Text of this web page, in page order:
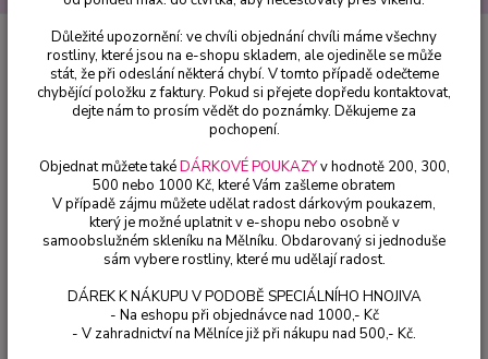
Fuchsie Princess Kaja 1155 F
Princess Kaja 1155 F
Důležité upozornění: ve chvíli objednání chvíli máme všechny
rostliny, které jsou na e-shopu skladem, ale ojediněle se může
stát, že při odeslání některá chybí. V tomto případě odečteme
chybějící položku z faktury. Pokud si přejete dopředu kontaktovat,
dejte nám to prosím vědět do poznámky. Děkujeme za
pochopení.
Objednat můžete takéDÁRKOVÉ POUKAZYv hodnotě 200, 300,
500 nebo 1000 Kč, které Vám zašleme obratem
V případě zájmu můžete udělat radost dárkovým poukazem,
který je možné uplatnit v e-shopu nebo osobně v
samoobslužném skleníku na Mělníku. Obdarovaný si jednoduše
sám vybere rostliny, které mu udělají radost.
DÁREK K NÁKUPU V PODOBĚ SPECIÁLNÍHO HNOJIVA
- Na eshopu při objednávce nad 1000,- Kč
- V zahradnictví na Mělníce již při nákupu nad 500,- Kč.